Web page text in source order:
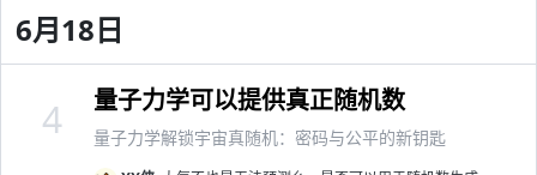
6月18日
量子力学可以提供真正随机数
量子力学解锁宇宙真随机：密码与公平的新钥匙
4